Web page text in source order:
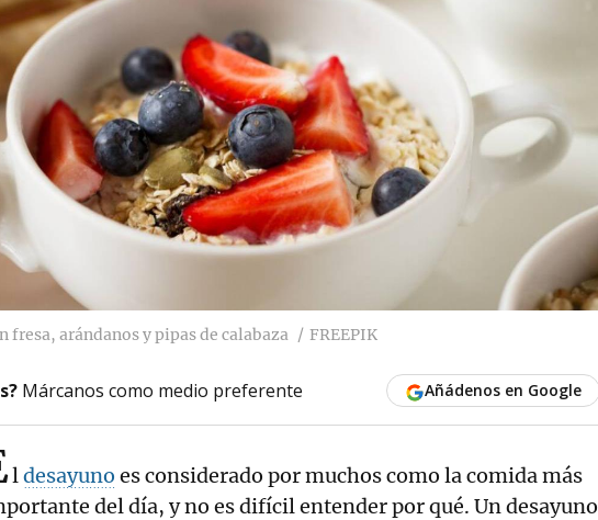
fresa, arándanos y pipas de calabaza FREEPIK
Márcanos como medio preferente Añádenos en Google
ldesayuno es considerado por muchos como la comida más
del día, y no es difícil entender por qué. Un desayuno